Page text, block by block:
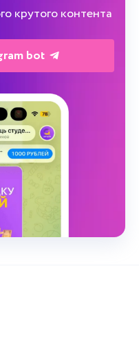
крутого контента
bot